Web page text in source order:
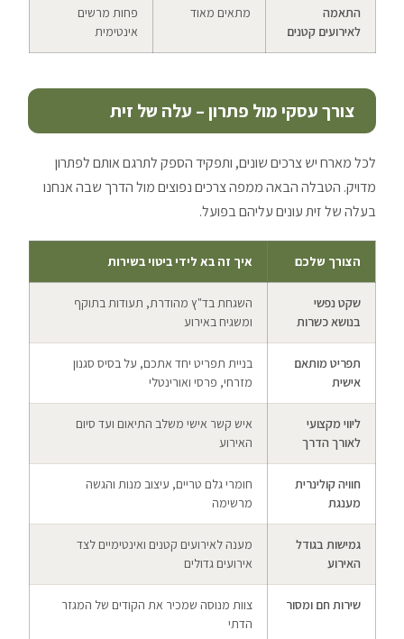
התאמה
לאירועים קטנים
מתאים מאוד
פחות מרשים
אינטימית
צורך עסקי מול פתרון – עלה של זית
לכל מארח יש צרכים שונים, ותפקיד הספק לתרגם אותם לפתרון
מדויק. הטבלה הבאה ממפה צרכים נפוצים מול הדרך שבה אנחנו
בעלה של זית עונים עליהם בפועל.
הצורך שלכם איך זה בא לידי ביטוי בשירות
שקט נפשי
בנושא כשרות
השגחת בד"ץ מהודרת, תעודות בתוקף
ומשגיח באירוע
תפריט מותאם
אישית
בניית תפריט יחד אתכם, על בסיס סגנון
מזרחי, פרסי ואורינטלי
ליווי מקצועי
לאורך הדרך
איש קשר אישי משלב התיאום ועד סיום
האירוע
חוויה קולינרית
מענגת
חומרי גלם טריים, עיצוב מנות והגשה
מרשימה
גמישות בגודל
האירוע
מענה לאירועים קטנים ואינטימיים לצד
אירועים גדולים
שירות חם ומסור
צוות מנוסה שמכיר את הקודים של המגזר
הדתי